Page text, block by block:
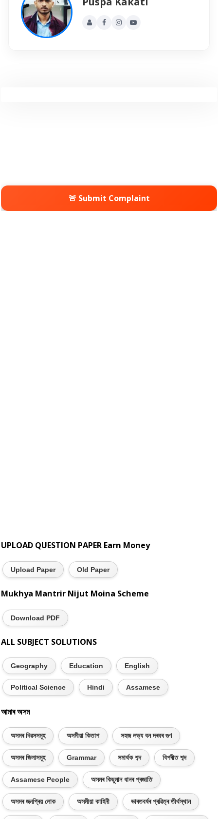
🚨 Submit Complaint
UPLOAD QUESTION PAPER Earn Money
Upload Paper Old Paper
Mukhya Mantrir Nijut Moina Scheme
Download PDF
ALL SUBJECT SOLUTIONS
Geography Education English
Political Science Hindi Assamese
আমাৰ অসম
অসমৰ দিৱসসমূহ অসমীয়া কিতাপ সহজ লভ্য বন দৰবৰ গুণ
অসমৰ জিলাসমূহ Grammar সমাৰ্থক শব্দ বিপৰীত শব্দ
Assamese People অসমৰ কিছুমান ধানৰ প্ৰজাতি
অসমৰ জনপ্ৰিয় লোক অসমীয়া কাহিনী ভাৰতবৰ্ষৰ প্ৰৱিত্ৰ তীৰ্থস্থান